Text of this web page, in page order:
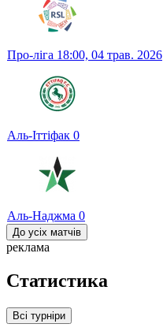
Про-ліга 18:00, 04 трав. 2026
Аль-Іттіфак 0
Аль-Наджма 0
До усіх матчів
реклама
Статистика
Всі турніри